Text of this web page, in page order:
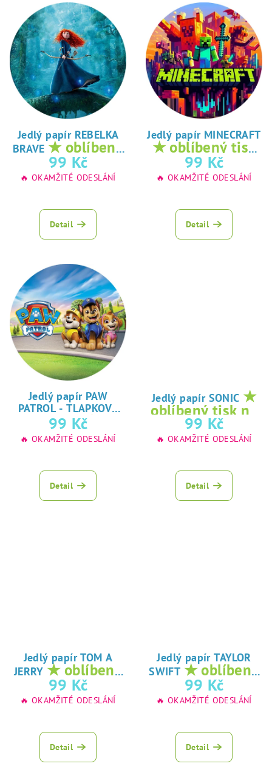
Jedlý papír REBELKA
BRAVE ★ oblíbený
tisk na jedlý
papír
99 Kč
🔥 OKAMŽITÉ ODESLÁNÍ
Detail
Jedlý papír MINECRAFT
★ oblíbený tisk
na jedlý papír
99 Kč
🔥 OKAMŽITÉ ODESLÁNÍ
Detail
Jedlý papír PAW
PATROL - TLAPKOVÁ
PATROLA★
oblíbený tisk na
jedlý papír
99 Kč
🔥 OKAMŽITÉ ODESLÁNÍ
Detail
Jedlý papír SONIC ★
oblíbený tisk na
jedlý papír
99 Kč
🔥 OKAMŽITÉ ODESLÁNÍ
Detail
Jedlý papír TOM A
JERRY ★ oblíbený
tisk na jedlý
papír
99 Kč
🔥 OKAMŽITÉ ODESLÁNÍ
Detail
Jedlý papír TAYLOR
SWIFT ★ oblíbený
tisk na jedlý
papír
99 Kč
🔥 OKAMŽITÉ ODESLÁNÍ
Detail